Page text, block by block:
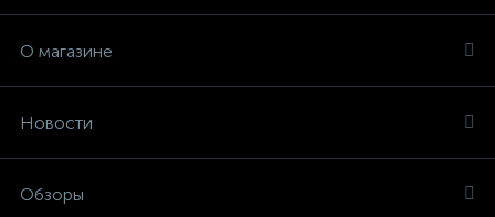
О магазине
Новости
Обзоры